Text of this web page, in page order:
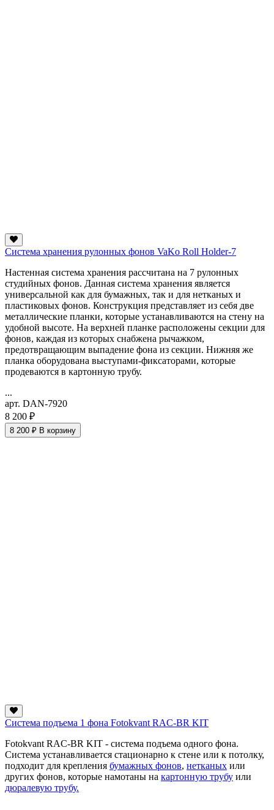
Система хранения рулонных фонов VaKo Roll Holder-7
Настенная система хранения рассчитана на 7 рулонных
студийных фонов. Данная система хранения является
универсальной как для бумажных, так и для нетканых и
пластиковых фонов. Конструкция представляет из себя две
металлические планки, которые устанавливаются на стену на
удобной высоте. На верхней планке расположены секции для
фонов, каждая из которых снабжена рычажком,
предотвращающим выпадение фона из секции. Нижняя же
планка оборудована выступами-фиксаторами, которые
продеваются в картонную трубу.
...
арт. DAN-7920
8 200 ₽
8 200 ₽ В корзину
Система подъема 1 фона Fotokvant RAC-BR KIT
Fotokvant RAC-BR KIT - система подъема одного фона.
Система устанавливается стационарно к стене или к потолку,
подходит для крепления бумажных фонов, нетканых или
других фонов, которые намотаны на картонную трубу или
дюралевую трубу.